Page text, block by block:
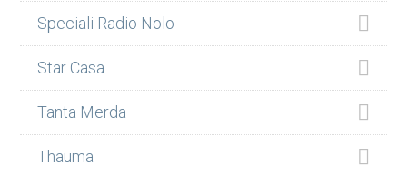
Speciali Radio Nolo
Star Casa
Tanta Merda
Thauma